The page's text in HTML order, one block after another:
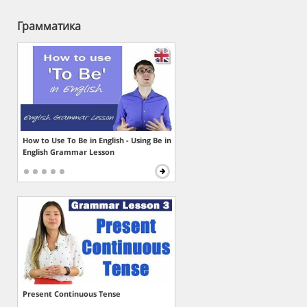
Грамматика
How to Use To Be in English - Using Be in
English Grammar Lesson
Present Continuous Tense